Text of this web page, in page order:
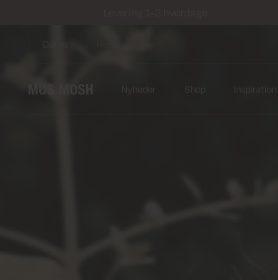
Dame
Nyheder Shop Inspiration